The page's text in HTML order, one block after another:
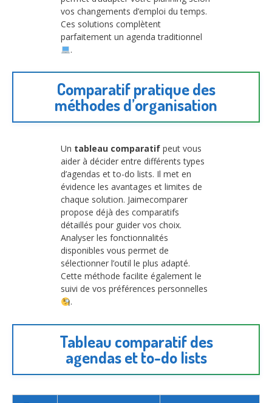
vos changements d’emploi du temps.
Ces solutions complètent
parfaitement un agenda traditionnel
.
Comparatif pratique des
méthodes d’organisation
Un tableau comparatif peut vous
aider à décider entre différents types
d’agendas et to-do lists. Il met en
évidence les avantages et limites de
chaque solution. Jaimecomparer
propose déjà des comparatifs
détaillés pour guider vos choix.
Analyser les fonctionnalités
disponibles vous permet de
sélectionner l’outil le plus adapté.
Cette méthode facilite également le
suivi de vos préférences personnelles
.
Tableau comparatif des
agendas et to-do lists